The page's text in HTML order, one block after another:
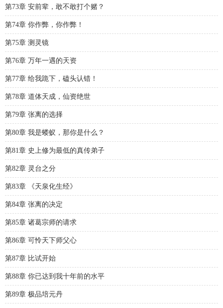
第73章 安前辈，敢不敢打个赌？
第74章 你作弊，你作弊！
第75章 测灵镜
第76章 万年一遇的天资
第77章 给我跪下，磕头认错！
第78章 道体天成，仙资绝世
第79章 张离的选择
第80章 我是蝼蚁，那你是什么？
第81章 史上修为最低的真传弟子
第82章 灵台之分
第83章 《天泉化生经》
第84章 张离的决定
第85章 诸葛宗师的请求
第86章 可怜天下师父心
第87章 比试开始
第88章 你已达到我十年前的水平
第89章 极品培元丹